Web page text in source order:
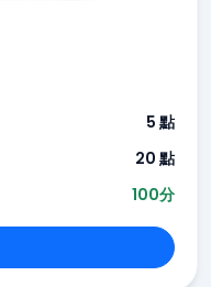
5 點
20 點
100分